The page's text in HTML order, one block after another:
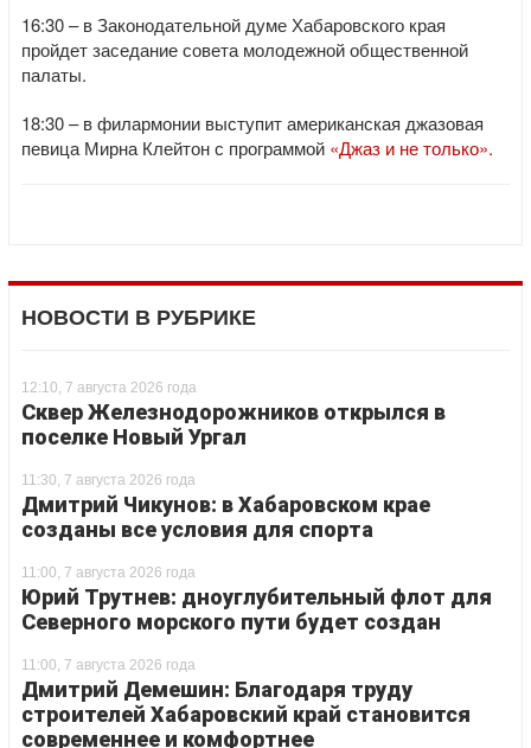
16:30 – в Законодательной думе Хабаровского края
пройдет заседание совета молодежной общественной
палаты.
18:30 – в филармонии выступит американская джазовая
певица Мирна Клейтон с программой «Джаз и не только».
НОВОСТИ В РУБРИКЕ
12:10, 7 августа 2026 года
Сквер Железнодорожников открылся в
поселке Новый Ургал
11:30, 7 августа 2026 года
Дмитрий Чикунов: в Хабаровском крае
созданы все условия для спорта
11:00, 7 августа 2026 года
Юрий Трутнев: дноуглубительный флот для
Северного морского пути будет создан
11:00, 7 августа 2026 года
Дмитрий Демешин: Благодаря труду
строителей Хабаровский край становится
современнее и комфортнее